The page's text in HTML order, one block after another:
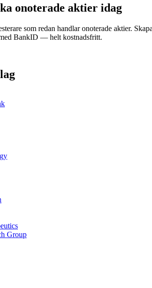
onoterade aktier idag
som redan handlar onoterade aktier.
BankID — helt kostnadsfritt.
Group